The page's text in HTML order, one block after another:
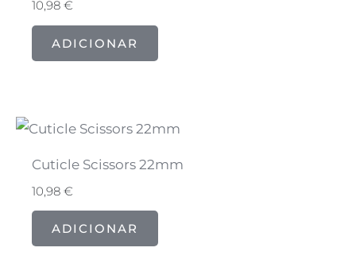
10,98€
ADICIONAR
Cuticle Scissors 22mm
10,98€
ADICIONAR